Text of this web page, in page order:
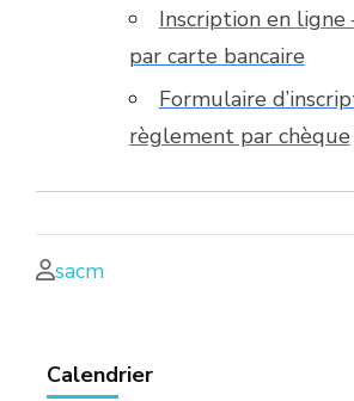
Inscription en
par carte bancaire
Formulaire
règlement par chèque
sacm
Calendrier